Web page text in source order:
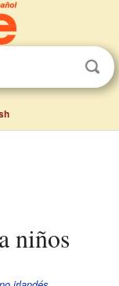
niños